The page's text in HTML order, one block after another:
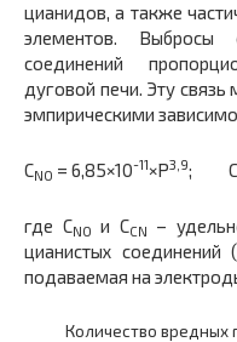
цианидов, а также
элементов.
соединений
дуговой печи. Эту
эмпирическими
СNO = 6,85×10-11×P3,9; С
где СNO и СCN
–
цианистых
подаваемая на
Количество вредных